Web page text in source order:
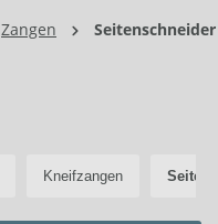
Zangen Seitenschneider
Kneifzangen